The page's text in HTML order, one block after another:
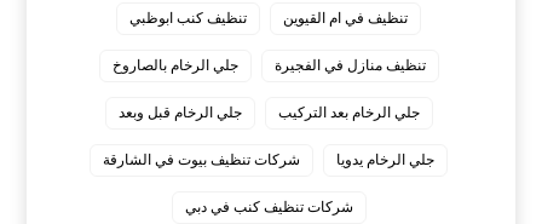
تنظيف في ام القيوين تنظيف كنب ابوظبي
تنظيف منازل في الفجيرة جلي الرخام بالصاروخ
جلي الرخام بعد التركيب جلي الرخام قبل وبعد
جلي الرخام يدويا شركات تنظيف بيوت في الشارقة
شركات تنظيف كنب في دبي